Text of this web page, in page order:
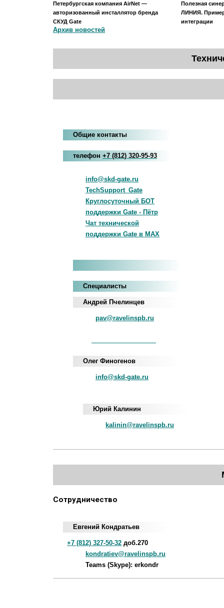
Петербургская компания AirNet —
авторизованный инсталлятор бренда
СКУД Gate
Полезная
ЛИНИЯ.
интеграции
Архив новостей
Общие контакты
телефон +7 (812) 320-95-93
info@skd-gate.ru
TechSupport_Gate
Круглосуточный БОТ
поддержки Gate - Пётр
Чат технической
поддержки Gate в MAX
Специалисты
Андрей Пчелинцев
pav@ravelinspb.ru
Олег Финогенов
info@skd-gate.ru
Юрий Калинин
kalinin@ravelinspb.ru
Сотрудничество
Евгений Кондратьев
+7 (812) 327-50-32 доб.270
kondratiev@ravelinspb.ru
Teams (Skype): erkondr